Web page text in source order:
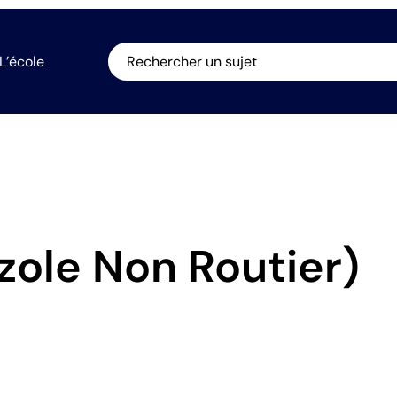
L’école Rechercher un sujet
Non Routier)